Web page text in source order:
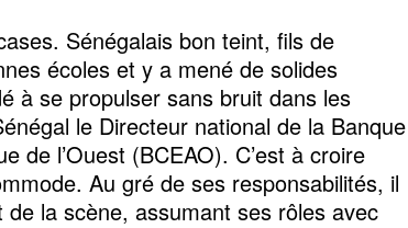
Sénégalais bon teint, fils de
écoles et y a mené de solides
à se propulser sans bruit dans les
le Directeur national de la Banque
de l’Ouest (BCEAO). C’est à croire
Au gré de ses responsabilités, il
de la scène, assumant ses rôles avec